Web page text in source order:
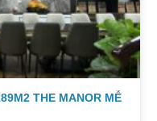
THE MANOR MỄ